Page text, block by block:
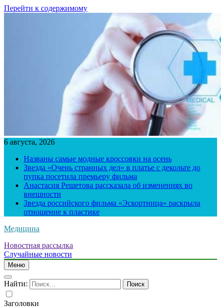
Перейти к содержимому
6 августа, 2026
Названы самые модные кроссовки на осень
Звезда «Очень странных дел» в платье с декольте до
пупка посетила премьеру фильма
Анастасия Решетова рассказала об изменениях во
внешности
Звезда российского фильма «Эскортница» раскрыла
отношение к пластике
Медицина
Новостная рассылка
Случайные новости
Меню
Найти:
Заголовки